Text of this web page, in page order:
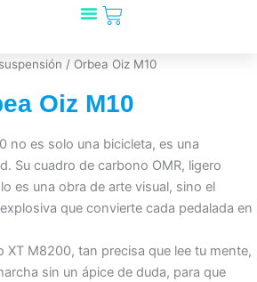
/ Orbea Oiz M10
Oiz M10
no es solo una bicicleta, es una
Su cuadro de carbono OMR, ligero
es una obra de arte visual, sino el
que convierte cada pedalada en
XT M8200, tan precisa que lee tu mente,
sin un ápice de duda, para que